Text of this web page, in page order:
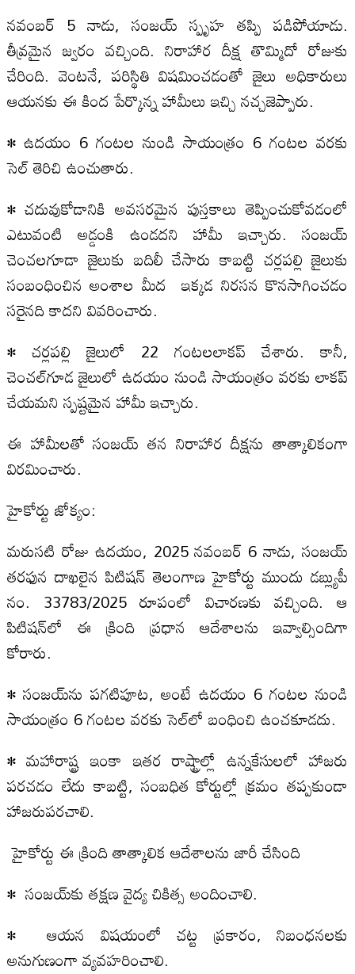
నవంబర్ 5 నాడు, సంజయ్‌ స్పృహ తప్పి పడిపోయాడు.
తీవ్రమైన జ్వరం వచ్చింది. నిరాహార దీక్ష తొమ్మిదో రోజుకు
చేరింది. వెంటనే, పరిస్థితి విషమించడంతో జైలు అధికారులు
ఆయనకు ఈ కింద పేర్కొన్న హామీలు ఇచ్చి నచ్చజెప్పారు.
• ఉదయం 6 గంటల నుండి సాయంత్రం 6 గంటల వరకు
సెల్‌ తెరిచి ఉంచుతారు.
• చదువుకోడానికి అవసరమైన పుస్తకాలు తెప్పించుకోవడంలో
ఎటువంటి అడ్డంకి ఉండదని హామీ ఇచ్చారు. సంజయ్‌
చెంచలగూడా జైలుకు బదిలీ చేసారు కాబట్టి చర్లపల్లి జైలుకు
సంబంధించిన అంశాల మీద ఇక్కడ నిరసన కొనసాగించడం
సరైనది కాదని వివరించారు.
• చర్లపల్లి జైలులో 22 గంటలలాకప్ చేశారు. కానీ,
చెంచల్‌గూడ జైలులో ఉదయం నుండి సాయంత్రం వరకు లాకప్‌
చేయమని స్పష్టమైన హామీ ఇచ్చారు.
ఈ హామీలతో సంజయ్‌ తన నిరాహార దీక్షను తాత్కాలికంగా
విరమించారు.
హైకోర్టు జోక్యం:
మరుసటి రోజు ఉదయం, 2025 నవంబర్ 6 నాడు, సంజయ్‌
తరఫున దాఖలైన పిటిషన్‌ తెలంగాణ హైకోర్టు ముందు డబ్ల్యుపీ
నం. 33783/2025 రూపంలో విచారణకు వచ్చింది. ఆ
పిటిషన్‌లో ఈ క్రింది ప్రధాన ఆదేశాలను ఇవ్వాల్సిందిగా
కోరారు.
• సంజయ్‌ను పగటిపూట, అంటే ఉదయం 6 గంటల నుండి
సాయంత్రం 6 గంటల వరకు సెల్‌లో బంధించి ఉంచకూడదు.
• మహారాష్ట్ర ఇంకా ఇతర రాష్ట్రాల్లో ఉన్నకేసులలో హాజరు
పరచడం లేదు కాబట్టి, సంబధిత కోర్టుల్లో క్రమం తప్పకుండా
హాజరుపరచాలి.
హైకోర్టు ఈ క్రింది తాత్కాలిక ఆదేశాలను జారీ చేసింది
• సంజయ్‌కు తక్షణ వైద్య చికిత్స అందించాలి.
• ఆయన విషయంలో చట్ట ప్రకారం, నిబంధనలకు
అనుగుణంగా వ్యవహరించాలి.